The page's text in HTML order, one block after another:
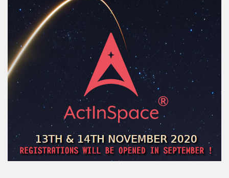
AKTUELLES
WALL
VERANSTALTUNGSKALENDER